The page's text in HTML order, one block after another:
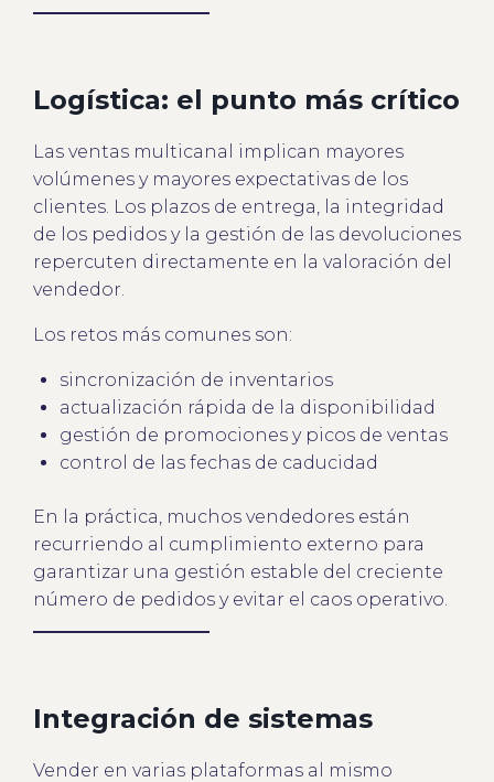
Logística: el punto más crítico
Las ventas multicanal implican mayores
volúmenes y mayores expectativas de los
clientes. Los plazos de entrega, la integridad
de los pedidos y la gestión de las devoluciones
repercuten directamente en la valoración del
vendedor.
Los retos más comunes son:
sincronización de inventarios
actualización rápida de la disponibilidad
gestión de promociones y picos de ventas
control de las fechas de caducidad
En la práctica, muchos vendedores están
recurriendo al cumplimiento externo para
garantizar una gestión estable del creciente
número de pedidos y evitar el caos operativo.
Integración de sistemas
Vender en varias plataformas al mismo